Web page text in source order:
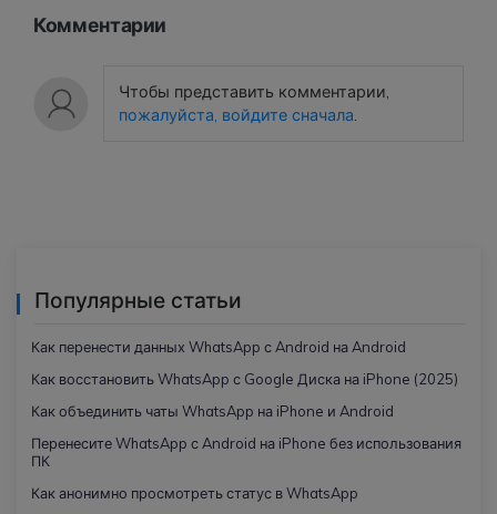
Комментарии
Чтобы представить комментарии,
пожалуйста, войдите сначала
Популярные статьи
Как перенести данных WhatsApp с Android на Android
Как восстановить WhatsApp с Google Диска на iPhone (2025)
Как объединить чаты WhatsApp на iPhone и Android
Перенесите WhatsApp с Android на iPhone без использования
ПК
Как анонимно просмотреть статус в WhatsApp